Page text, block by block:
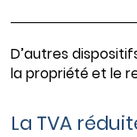
D’autres
la propriété et le
La TVA